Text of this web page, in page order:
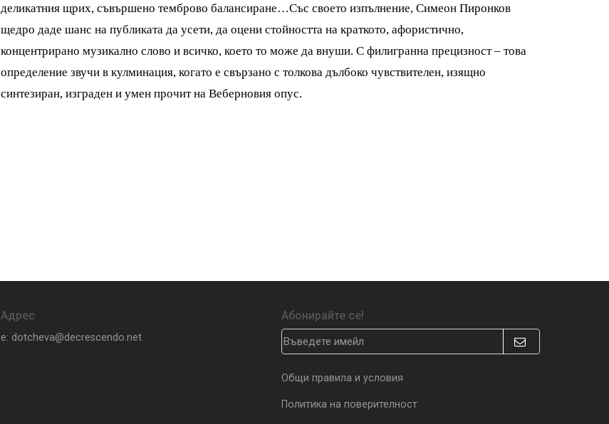
деликатния щрих, съвършено темброво балансиране…Със своето изпълнение, Симеон Пиронков
щедро даде шанс на публиката да усети, да оцени стойността на краткото, афористично,
концентрирано музикално слово и всичко, което то може да внуши. С филигранна прецизност – това
определение звучи в кулминация, когато е свързано с толкова дълбоко чувствителен, изящно
синтезиран, изграден и умен прочит на Веберновия опус.
Адрес
e: dotcheva@decrescendo.net
Абонирайте се!
Общи правила и условия
Политика на поверителност